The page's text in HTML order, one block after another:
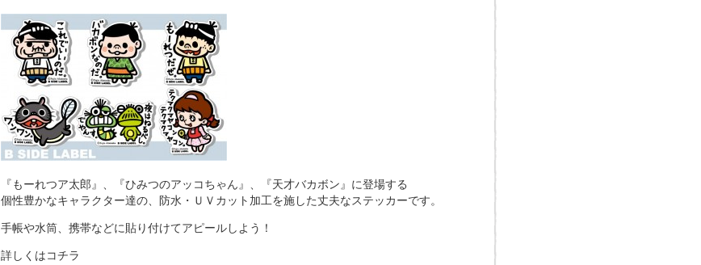
『もーれつア太郎』、『ひみつのアッコちゃん』、『天才バカボン』に登場する
個性豊かなキャラクター達の、防水・ＵＶカット加工を施した丈夫なステッカーです。
手帳や水筒、携帯などに貼り付けてアピールしよう！
詳しくはコチラ